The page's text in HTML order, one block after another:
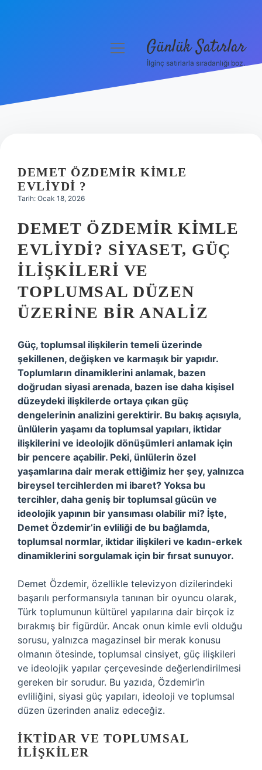
Hakkımızda
menüyü Günlük Satırlar
İlginç satırlarla sıradanlığı boz.
DEMET ÖZDEMIR KIMLE
EVLIYDI ?
Tarih: Ocak 18, 2026
DEMET ÖZDEMIR KIMLE
EVLIYDI? SIYASET, GÜÇ
İLIŞKILERI VE
TOPLUMSAL DÜZEN
ÜZERINE BIR ANALIZ
Güç, toplumsal ilişkilerin temeli üzerinde
şekillenen, değişken ve karmaşık bir yapıdır.
Toplumların dinamiklerini anlamak, bazen
doğrudan siyasi arenada, bazen ise daha kişisel
düzeydeki ilişkilerde ortaya çıkan güç
dengelerinin analizini gerektirir. Bu bakış açısıyla,
ünlülerin yaşamı da toplumsal yapıları, iktidar
ilişkilerini ve ideolojik dönüşümleri anlamak için
bir pencere açabilir. Peki, ünlülerin özel
yaşamlarına dair merak ettiğimiz her şey, yalnızca
bireysel tercihlerden mi ibaret? Yoksa bu
tercihler, daha geniş bir toplumsal gücün ve
ideolojik yapının bir yansıması olabilir mi? İşte,
Demet Özdemir’in evliliği de bu bağlamda,
toplumsal normlar, iktidar ilişkileri ve kadın-erkek
dinamiklerini sorgulamak için bir fırsat sunuyor.
Demet Özdemir, özellikle televizyon dizilerindeki
başarılı performansıyla tanınan bir oyuncu olarak,
Türk toplumunun kültürel yapılarına dair birçok iz
bırakmış bir figürdür. Ancak onun kimle evli olduğu
sorusu, yalnızca magazinsel bir merak konusu
olmanın ötesinde, toplumsal cinsiyet, güç ilişkileri
ve ideolojik yapılar çerçevesinde değerlendirilmesi
gereken bir sorudur. Bu yazıda, Özdemir’in
evliliğini, siyasi güç yapıları, ideoloji ve toplumsal
düzen üzerinden analiz edeceğiz.
İKTIDAR VE TOPLUMSAL
İLIŞKILER